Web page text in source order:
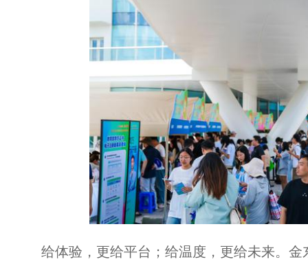
给体验，更给平台；给温度，更给未来。金